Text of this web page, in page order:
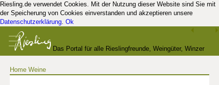
Riesling.de verwendet Cookies. Mit der Nutzung dieser Website sind Sie mit
der Speicherung von Cookies einverstanden und akzeptieren unsere
Datenschutzerklärung. Ok
Das Portal für alle Rieslingfreunde, Weingüter, Winzer
Home Weine